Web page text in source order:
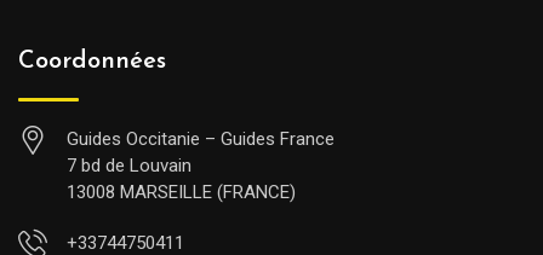
Coordonnées
Guides Occitanie – Guides France
7 bd de Louvain
13008 MARSEILLE (FRANCE)
+33744750411